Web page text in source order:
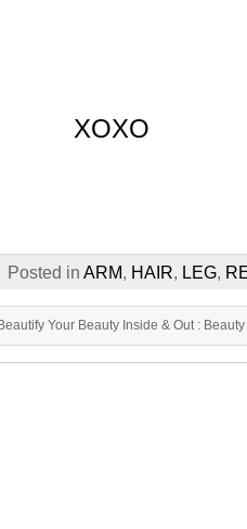
XOXO
Posted in ARM, HAIR, LEG,
Your Beauty Inside & Out :